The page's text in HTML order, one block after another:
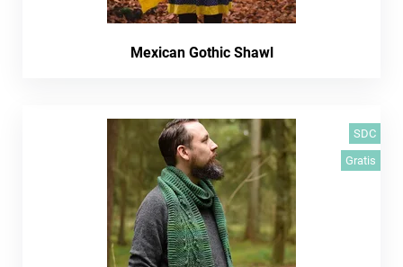
Mexican Gothic Shawl
SDC
Gratis